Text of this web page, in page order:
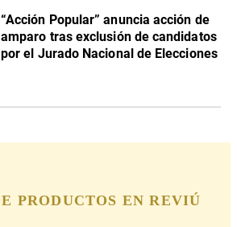
“Acción Popular” anuncia acción de
amparo tras exclusión de candidatos
por el Jurado Nacional de Elecciones